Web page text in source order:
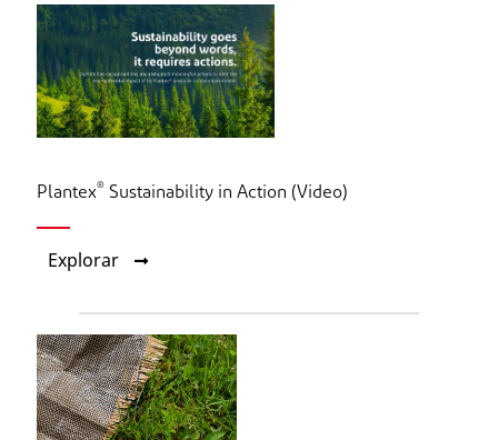
Plantex® Sustainability in Action (Video)
Explorar